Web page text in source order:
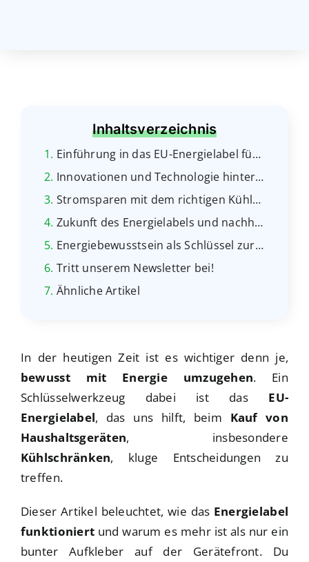
In der heutigen Zeit ist es wichtiger denn je,
bewusst mit Energie umzugehen. Ein
Schlüsselwerkzeug dabei ist das EU-
Energielabel, das uns hilft, beim Kauf von
Haushaltsgeräten, insbesondere
Kühlschränken, kluge Entscheidungen zu
treffen.
Dieser Artikel beleuchtet, wie das Energielabel
funktioniert und warum es mehr ist als nur ein
bunter Aufkleber auf der Gerätefront. Du
Inhaltsverzeichnis
Einführung in das EU-Energielabel für Kühlschränke
Innovationen und Technologie hinter energieeffizienten Kühlschränken
Stromsparen mit dem richtigen Kühlschrank
Zukunft des Energielabels und nachhaltige Trends
Energiebewusstsein als Schlüssel zur Nachhaltigkeit
Tritt unserem Newsletter bei!
Ähnliche Artikel